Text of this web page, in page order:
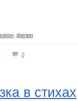
филин
0
в стихах